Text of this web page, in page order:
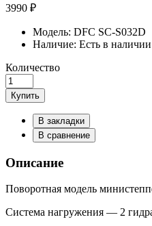
3990 ₽
Модель: DFC SC-S032D
Наличие: Есть в наличии
Количество
Купить
В закладки
В сравнение
Описание
Поворотная модель
Система нагружения — 2